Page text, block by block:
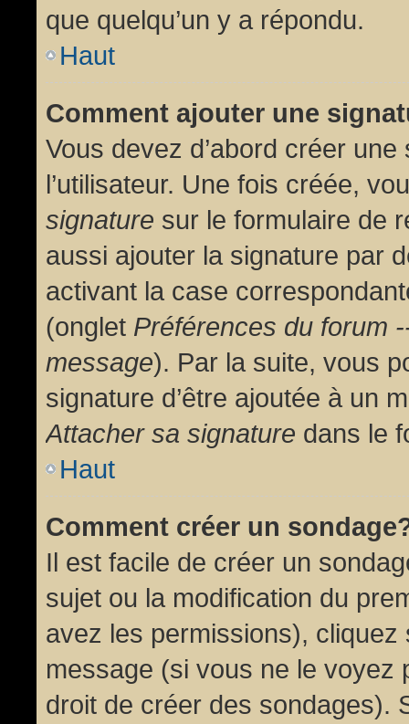
que quelqu’un y a répondu.
Haut
Comment ajouter une
Vous devez d’abord créer
l’utilisateur. Une fois créée,
signature sur le formulaire de
aussi ajouter la signature par
activant la case
(onglet Préférences du forum
message). Par la suite, vous
signature d’être ajoutée à un
Attacher sa signature dans le
Haut
Comment créer un
Il est facile de créer un
sujet ou la modification du
avez les permissions), cliquez
message (si vous ne le voyez
droit de créer des sondages).